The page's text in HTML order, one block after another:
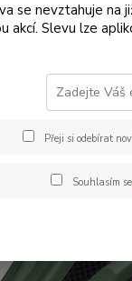
KED
se nevztahuje na
akcí. Slevu lze
Přeji si odebírat
Souhlasím se